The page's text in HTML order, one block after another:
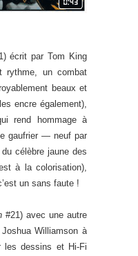
écrit par Tom King
rythme, un combat
beaux et
encre également),
rend hommage à
gaufrier — neuf par
célèbre jaune des
à la colorisation),
un sans faute !
#21) avec une autre
Williamson à
les dessins et Hi-Fi